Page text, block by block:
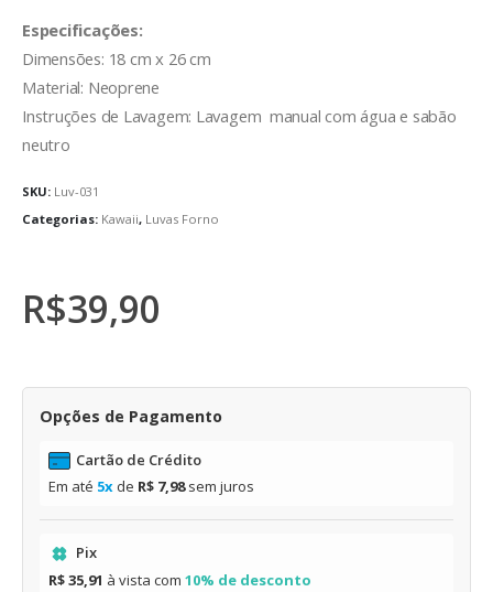
Especificações:
Dimensões: 18 cm x 26 cm
Material: Neoprene
Instruções de Lavagem: Lavagem manual com água e sabão
neutro
SKU: Luv-031
Categorias: Kawaii, Luvas Forno
R$39,90
Opções de Pagamento
Cartão de Crédito
Em até 5x de R$ 7,98sem juros
Pix
R$ 35,91 à vista com 10% de desconto